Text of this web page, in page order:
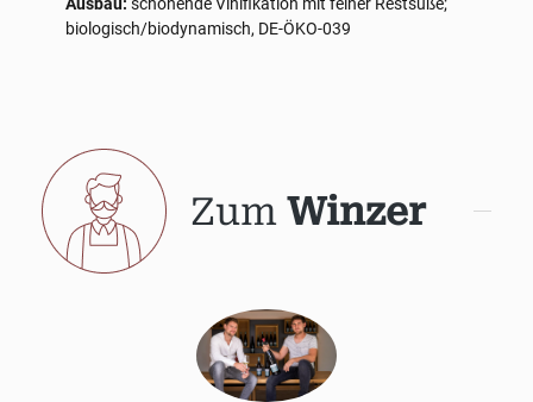
biologisch/biodynamisch, DE-ÖKO-039
Zum Winzer